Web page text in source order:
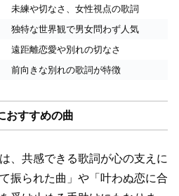
未練や切なさ、女性視点の歌詞
独特な世界観で男女問わず人気
遠距離恋愛や別れの切なさ
前向きな別れの歌詞が特徴
おすすめの曲
、共感できる歌詞が心の支えに
振られた曲」や「叶わぬ恋に合